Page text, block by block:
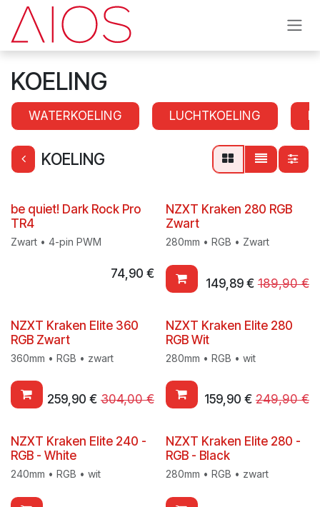
Se rendre au contenu
KOELING
WATERKOELING LUCHTKOELING
KOELING
be quiet! Dark Rock Pro
TR4
Zwart • 4-pin PWM
74,90 €
NZXT Kraken 280 RGB
Zwart
280mm • RGB • Zwart
149,89€ 189,90€
NZXT Kraken Elite 360
RGB Zwart
360mm • RGB • zwart
259,90 € 304,00€
NZXT Kraken Elite 280
RGB Wit
280mm • RGB • wit
159,90 € 249,90€
NZXT Kraken Elite 240 -
RGB - White
240mm • RGB • wit
NZXT Kraken Elite 280 -
RGB - Black
280mm • RGB • zwart